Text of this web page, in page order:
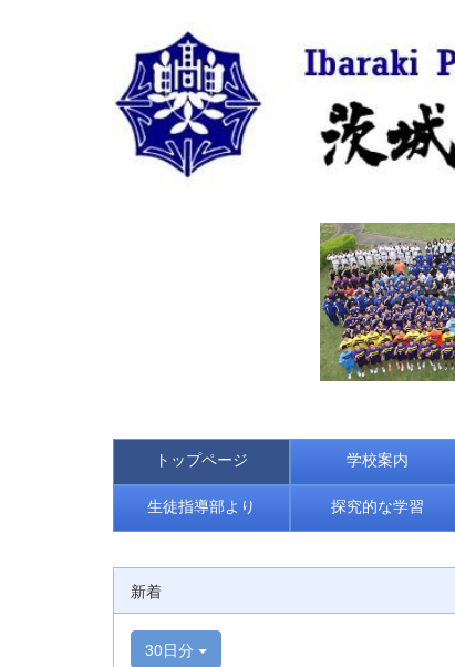
トップページ 学校案内
生徒指導部より 探究的な学習
新着
30日分